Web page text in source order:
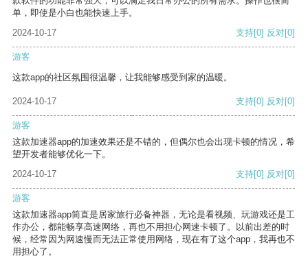
单，即使是小白也能快速上手。
2024-10-17
支持[0] 反对[0]
游客
这款app的社区氛围很温馨，让我能够感受到家的温暖。
2024-10-17 支持[0] 反对[0]
游客
这款加速器app的加速效果还是不错的，但偶尔也会出现卡顿的情况，希
望开发者能够优化一下。
2024-10-17
支持[0] 反对[0]
游客
这款加速器app简直是居家旅行必备神器，无论是看视频、玩游戏还是工
作办公，都能畅享高速网络，再也不用担心网速卡顿了。以前出差的时
候，经常因为网速慢而无法正常使用网络，现在有了这个app，我再也不
用担心了。